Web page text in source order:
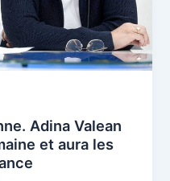
Adina Valean
et aura les